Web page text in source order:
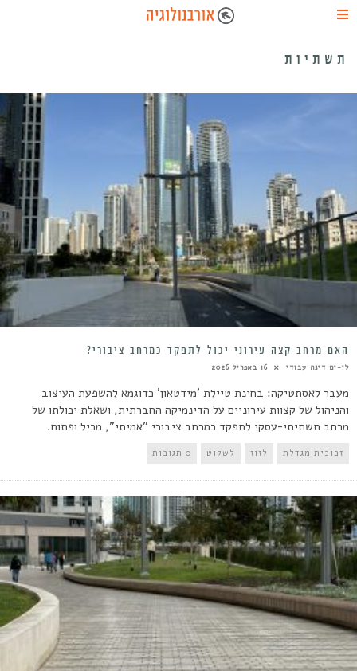
תשתיות
האם מרחב קצה עירוני יכול לתפקד כמרחב ציבורי?
לי-ים דינה עבודי 16 באפריל 2026
מעבר לאסתטיקה: בחינת טיילת 'מידטאון' כדוגמא להשפעת העיצוב
והניהול של קצוות עירוניים על הדינמיקה החברתית, ושאלת יכולתו של
מרחב תשתיתי-עסקי לתפקד כמרחב ציבורי "אמיתי", מכיל ופתוח.
זכוכית מגדלת לזוז לשלוט 0 תגובות